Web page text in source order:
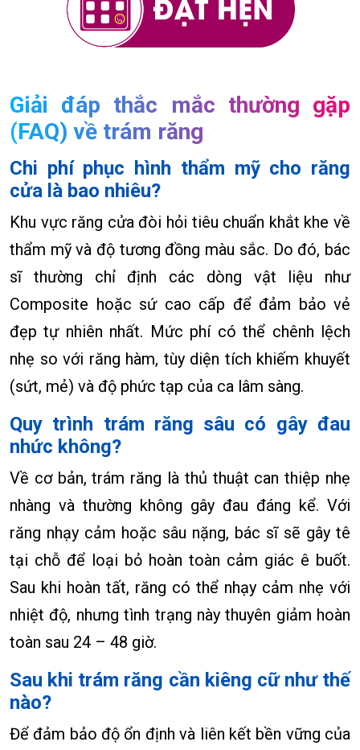
Giải đáp thắc mắc thường gặp
(FAQ) về trám răng
Chi phí phục hình thẩm mỹ cho răng
cửa là bao nhiêu?
Khu vực răng cửa đòi hỏi tiêu chuẩn khắt khe về
thẩm mỹ và độ tương đồng màu sắc. Do đó, bác
sĩ thường chỉ định các dòng vật liệu như
Composite hoặc sứ cao cấp để đảm bảo vẻ
đẹp tự nhiên nhất. Mức phí có thể chênh lệch
nhẹ so với răng hàm, tùy diện tích khiếm khuyết
(sứt, mẻ) và độ phức tạp của ca lâm sàng.
Quy trình trám răng sâu có gây đau
nhức không?
Về cơ bản, trám răng là thủ thuật can thiệp nhẹ
nhàng và thường không gây đau đáng kể. Với
răng nhạy cảm hoặc sâu nặng, bác sĩ sẽ gây tê
tại chỗ để loại bỏ hoàn toàn cảm giác ê buốt.
Sau khi hoàn tất, răng có thể nhạy cảm nhẹ với
nhiệt độ, nhưng tình trạng này thuyên giảm hoàn
toàn sau 24 – 48 giờ.
Sau khi trám răng cần kiêng cữ như thế
nào?
Để đảm bảo độ ổn định và liên kết bền vững của